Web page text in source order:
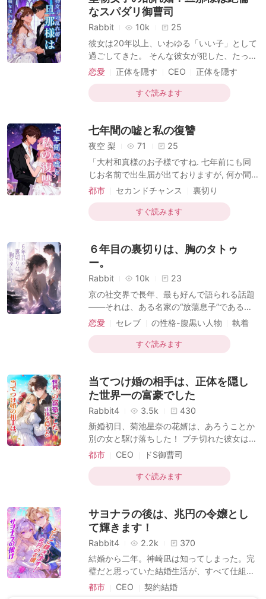
し, 新たな縁談を懇願したその時, 背後から冷
たい声が響く. 「誰と, 婚約を破棄するつもり
一だった. しかし, 彼の視線はすぐに, キッチ
ンで悲鳴を上げた秘書へと移る.
なスパダリ御曹司
Rabbit 10k
25
彼女は20年以上、いわゆる「いい子」として
過ごしてきた。 そんな彼女が犯した、たった
二つの常軌を逸した行動。 一つは、親友との
モデルを指名し、あろうことか「フルコー
が覚めた時には、その男性モデルと入籍して
いただけでなく、狼を招き入れるがごとく自
を踏んで悔しがり、彼女が罠に嵌められたの
だと断定する。 しかし、彼女が「旦那」から
渡された銀行カードの残高を確認してみる
と……。 並んだ「0」のあま
恋愛 正体を隠す CEO
正体を隠す
契約結婚
スピード婚
すぐ読みます
七年間の嘘と私の復讐
夜空 梨 71
25
「大村和真様のお子様ですね. 七年前にも同
じお名前で出生届が出ておりますが, 何か間
違いでしょうか? 」 役所の窓口で, 私は腕に
葉に世界が崩壊する. 七年間, 事実婚の彼を信
じ続けてきたのに. 彼は離婚調停中だと言っ
きた写真には, 彼と亜佳里, そして「大村莉
世」という名札をつけた見知らぬ男の子が笑
っていた. 私の娘と同じ名前. 「おめでとうご
もう埋まっていますよ? 」 嘲笑うメッセージ.
七年前, 私と彼が付き合い始めた年に, 彼は亜
佳
都市 セカンドチャンス
裏切り
ヒロイン目線
スピード婚 子育て
すぐ読みます
６年目の裏切りは、胸のタトゥ
ー。
Rabbit 10k
23
京の社交界で長年、最も好んで語られる話題
――それは、ある名家の“放蕩息子”である彼
と、別家の“至高の令嬢”である彼女との間に
を学び、十歳で国立古典舞踊団に選抜され、
最も優雅で気高い名媛となるべく教育を受け
無免許での暴走行為、ウィングスーツ、スカ
イダイビングと命知らずな行動を繰り返し、
極限スポーツのために幾度、救急搬送された
家の親交ゆえに“強制的な幼馴染”として育っ
た二人は、 性格の不一致を抱えながらも二十
恋愛 セレブ の性格-腹黒い人物
執着
恋敵
スピード婚
すぐ読みます
当てつけ婚の相手は、正体を隠し
た世界一の富豪でした
Rabbit4 3.5k
430
新婚初日、菊池星奈の花婿は、あろうことか
別の女と駆け落ちした！ ブチ切れた彼女はそ
の辺の男を捕まえ、強引に結婚を迫る。「私
なんと夫となったその男は、藤井家の面汚し
たのだ。 世間は嘲笑う。「あんなクズを拾う
なんて、命知らずにも程がある！」 裏切った
元婚約者までが現れ、白々しく忠告してく
選ぶなんて馬鹿げてる。 遅かれ早かれ、絶対
に後悔して泣きを見ることになるぞ！」 だ
が、星奈は冷ややかに言い放つ。「失せなさ
都市 CEO
ドS御曹司
複数のアイデンティティ
スピード婚
すぐ読みます
サヨナラの後は、兆円の令嬢とし
て輝きます！
Rabbit4 2.2k
370
結婚から二年。神崎凪は知ってしまった。完
璧だと思っていた結婚生活が、すべて仕組ま
れたペテンだったことに！ 藤川蓮と結ばれる
都市 CEO
契約結婚